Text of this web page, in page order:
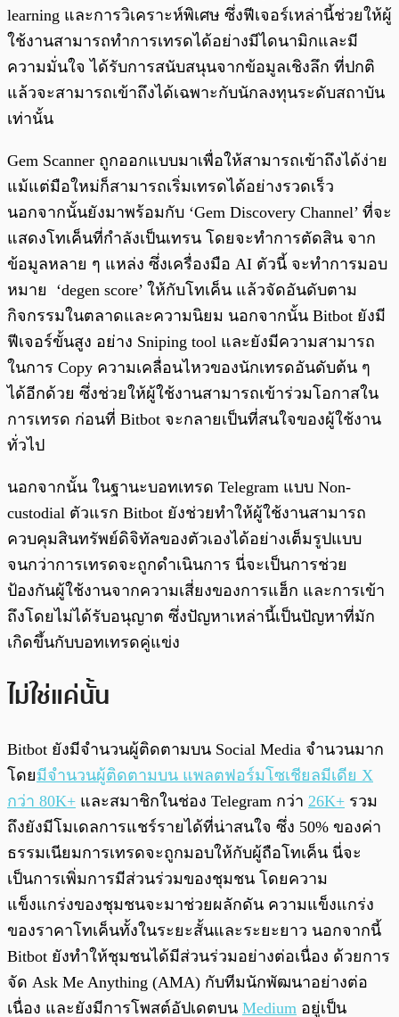
learning และการวิเคราะห์พิเศษ ซึ่งฟีเจอร์เหล่านี้ช่วยให้ผู้
ใช้งานสามารถทำการเทรดได้อย่างมีไดนามิกและมี
ความมั่นใจ ได้รับการสนับสนุนจากข้อมูลเชิงลึก ที่ปกติ
แล้วจะสามารถเข้าถึงได้เฉพาะกับนักลงทุนระดับสถาบัน
เท่านั้น
Gem Scanner ถูกออกแบบมาเพื่อให้สามารถเข้าถึงได้ง่าย
แม้แต่มือใหม่ก็สามารถเริ่มเทรดได้อย่างรวดเร็ว
นอกจากนั้นยังมาพร้อมกับ ‘Gem Discovery Channel’ ที่จะ
แสดงโทเค็นที่กำลังเป็นเทรน โดยจะทำการตัดสิน จาก
ข้อมูลหลาย ๆ แหล่ง ซึ่งเครื่องมือ AI ตัวนี้ จะทำการมอบ
หมาย ‘degen score’ ให้กับโทเค็น แล้วจัดอันดับตาม
กิจกรรมในตลาดและความนิยม นอกจากนั้น Bitbot ยังมี
ฟีเจอร์ขั้นสูง อย่าง Sniping tool และยังมีความสามารถ
ในการ Copy ความเคลื่อนไหวของนักเทรดอันดับต้น ๆ
ได้อีกด้วย ซึ่งช่วยให้ผู้ใช้งานสามารถเข้าร่วมโอกาสใน
การเทรด ก่อนที่ Bitbot จะกลายเป็นที่สนใจของผู้ใช้งาน
ทั่วไป
นอกจากนั้น ในฐานะบอทเทรด Telegram แบบ Non-
custodial ตัวแรก Bitbot ยังช่วยทำให้ผู้ใช้งานสามารถ
ควบคุมสินทรัพย์ดิจิทัลของตัวเองได้อย่างเต็มรูปแบบ
จนกว่าการเทรดจะถูกดำเนินการ นี่จะเป็นการช่วย
ป้องกันผู้ใช้งานจากความเสี่ยงของการแฮ็ก และการเข้า
ถึงโดยไม่ได้รับอนุญาต ซึ่งปัญหาเหล่านี้เป็นปัญหาที่มัก
เกิดขึ้นกับบอทเทรดคู่แข่ง
ไม่ใช่แค่นั้น
Bitbot ยังมีจำนวนผู้ติดตามบน Social Media จำนวนมาก
โดยมีจำนวนผู้ติดตามบน แพลตฟอร์มโซเชียลมีเดีย X
กว่า 80K+ และสมาชิกในช่อง Telegram กว่า 26K+ รวม
ถึงยังมีโมเดลการแชร์รายได้ที่น่าสนใจ ซึ่ง 50% ของค่า
ธรรมเนียมการเทรดจะถูกมอบให้กับผู้ถือโทเค็น นี่จะ
เป็นการเพิ่มการมีส่วนร่วมของชุมชน โดยความ
แข็งแกร่งของชุมชนจะมาช่วยผลักดัน ความแข็งแกร่ง
ของราคาโทเค็นทั้งในระยะสั้นและระยะยาว นอกจากนี้
Bitbot ยังทำให้ชุมชนได้มีส่วนร่วมอย่างต่อเนื่อง ด้วยการ
จัด Ask Me Anything (AMA) กับทีมนักพัฒนาอย่างต่อ
เนื่อง และยังมีการโพสต์อัปเดตบน Medium อยู่เป็น